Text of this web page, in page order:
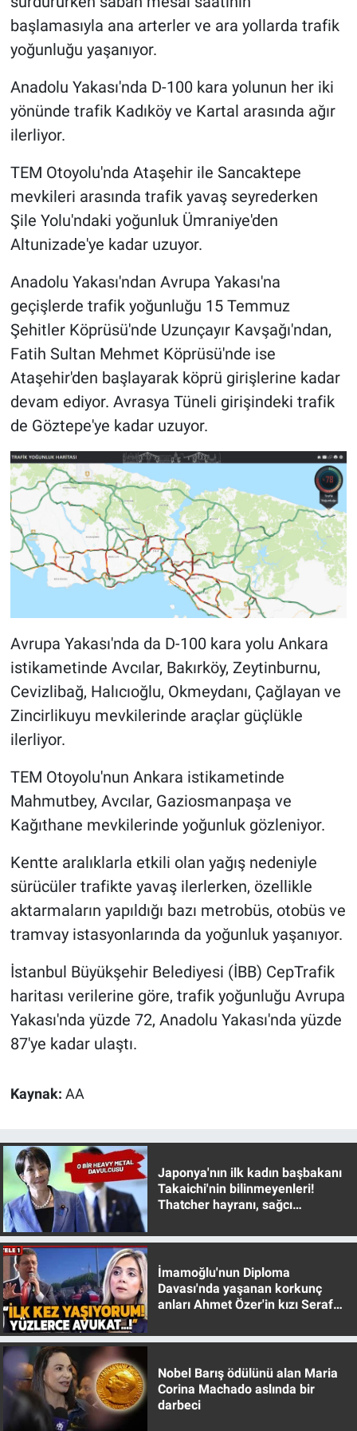
başlamasıyla ana arterler ve ara yollarda trafik
yoğunluğu yaşanıyor.
Anadolu Yakası'nda D-100 kara yolunun her iki
yönünde trafik Kadıköy ve Kartal arasında ağır
ilerliyor.
TEM Otoyolu'nda Ataşehir ile Sancaktepe
mevkileri arasında trafik yavaş seyrederken
Şile Yolu'ndaki yoğunluk Ümraniye'den
Altunizade'ye kadar uzuyor.
Anadolu Yakası'ndan Avrupa Yakası'na
geçişlerde trafik yoğunluğu 15 Temmuz
Şehitler Köprüsü'nde Uzunçayır Kavşağı'ndan,
Fatih Sultan Mehmet Köprüsü'nde ise
Ataşehir'den başlayarak köprü girişlerine kadar
devam ediyor. Avrasya Tüneli girişindeki trafik
de Göztepe'ye kadar uzuyor.
Avrupa Yakası'nda da D-100 kara yolu Ankara
istikametinde Avcılar, Bakırköy, Zeytinburnu,
Cevizlibağ, Halıcıoğlu, Okmeydanı, Çağlayan ve
Zincirlikuyu mevkilerinde araçlar güçlükle
ilerliyor.
TEM Otoyolu'nun Ankara istikametinde
Mahmutbey, Avcılar, Gaziosmanpaşa ve
Kağıthane mevkilerinde yoğunluk gözleniyor.
Kentte aralıklarla etkili olan yağış nedeniyle
sürücüler trafikte yavaş ilerlerken, özellikle
aktarmaların yapıldığı bazı metrobüs, otobüs ve
tramvay istasyonlarında da yoğunluk yaşanıyor.
İstanbul Büyükşehir Belediyesi (İBB) CepTrafik
haritası verilerine göre, trafik yoğunluğu Avrupa
Yakası'nda yüzde 72, Anadolu Yakası'nda yüzde
87'ye kadar ulaştı.
Kaynak: AA
Japonya'nın ilk kadın başbakanı
Takaichi'nin bilinmeyenleri!
Thatcher hayranı, sağcı
İmamoğlu'nun Diploma
Davası'nda yaşanan korkunç
anları Ahmet Özer'in kızı Seraf
Nobel Barış ödülünü alan Maria
Corina Machado aslında bir
darbeci
Gündem Özel
Günün görüntüsü
Haber
Kimdir
Koronavirüs
Kültür Sanat
Ne demişti
Nedir
Popüler
Sağlık
Spor
Teknoloji
Türkiye'nin Geleceği
Türkiye'nin Gündemi
Yerel Gündem
Yerel Yaşam
Canlı Yayın